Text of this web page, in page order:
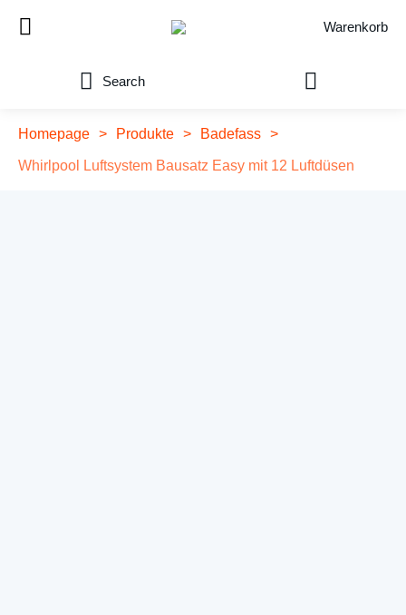
Warenkorb
Search
Homepage > Produkte > Badefass >
Whirlpool Luftsystem Bausatz Easy mit 12 Luftdüsen